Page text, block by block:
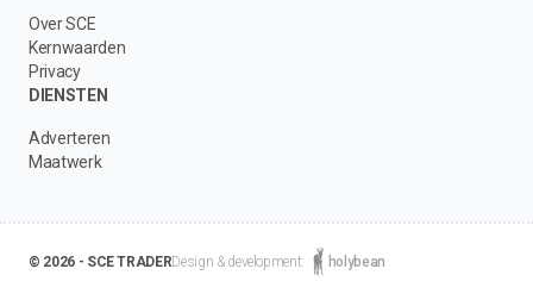
Over SCE
Kernwaarden
Privacy
DIENSTEN
Adverteren
Maatwerk
© 2026 - SCE TRADERDesign & development: holybean